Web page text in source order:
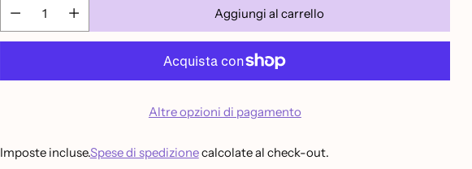
Aggiungi al carrello
Altre opzioni di pagamento
Imposte incluse.Spese di spedizionecalcolate al check-out.